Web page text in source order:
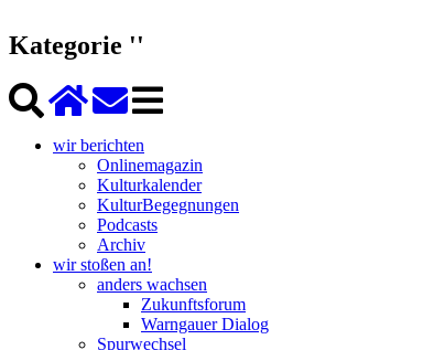
Kategorie ''
wir berichten
Onlinemagazin
Kulturkalender
KulturBegegnungen
Podcasts
Archiv
wir stoßen an!
anders wachsen
Zukunftsforum
Warngauer Dialog
Spurwechsel